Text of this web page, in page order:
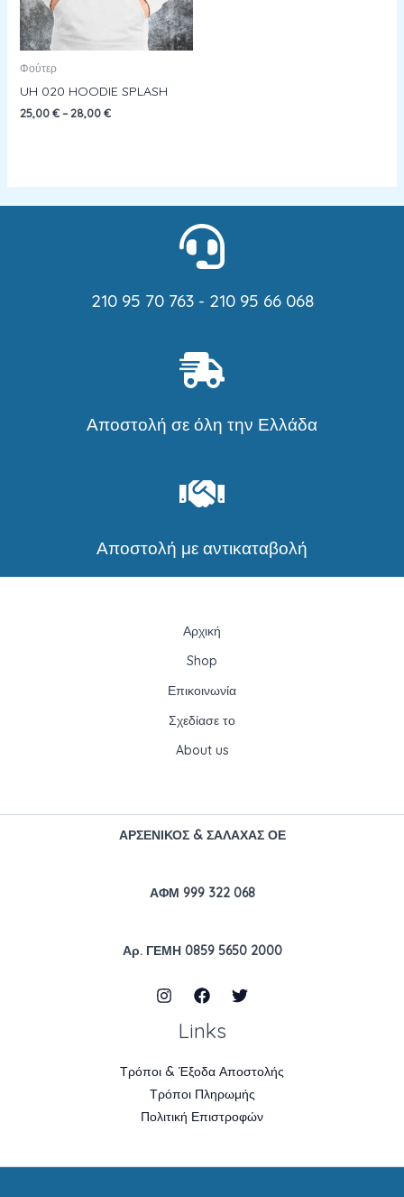
Φούτερ
UH 020 HOODIE SPLASH
25,00€–28,00€
210 95 70 763 - 210 95 66 068
Αποστολή σε όλη την Ελλάδα
Αποστολή με αντικαταβολή
Αρχική
Shop
Επικοινωνία
Σχεδίασε το
About us
ΑΡΣΕΝΙΚΟΣ & ΣΑΛΑΧΑΣ ΟΕ
ΑΦΜ 999 322 068
Αρ. ΓΕΜΗ 0859 5650 2000
Links
Τρόποι & Έξοδα Αποστολής
Τρόποι Πληρωμής
Πολιτική Επιστροφών